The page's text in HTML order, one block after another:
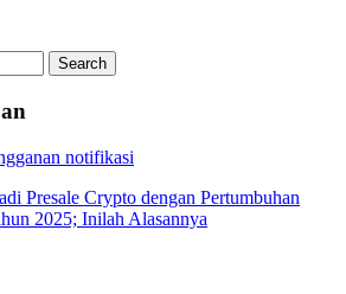
notifikasi